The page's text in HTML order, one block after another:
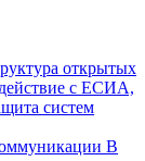
открытых
с ЕСИА,
систем
В